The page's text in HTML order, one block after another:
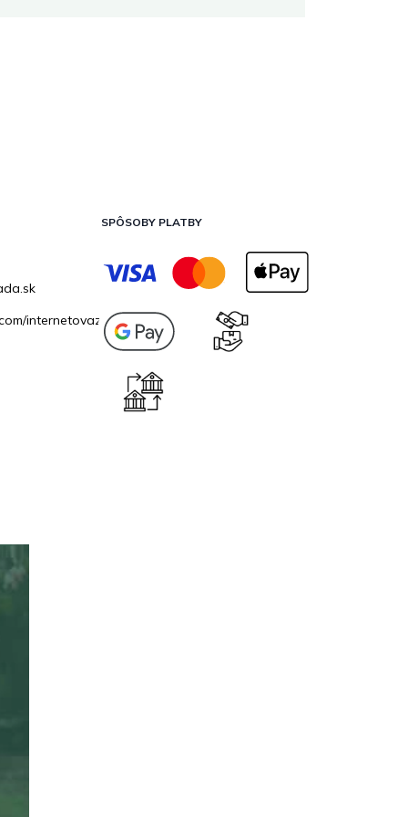
internetovazahrada.sk/
SPÔSOBY PLATBY